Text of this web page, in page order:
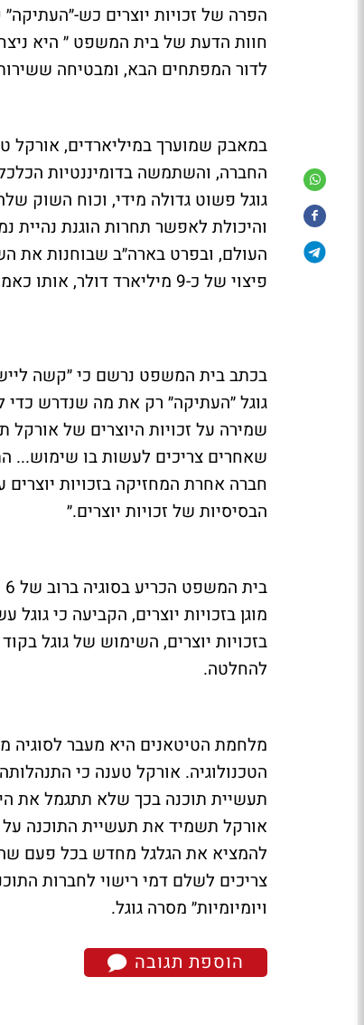
הפרה של זכויות יוצרים כש-
חוות הדעת של בית המשפט ״ היא
לדור המפתחים הבא, ומבטיחה
החברה, והשתמשה בדומיננטיות
גוגל פשוט גדולה מידי, וכוח השוק
והיכולת לאפשר תחרות הוגנת נהיית
העולם, ובפרט בארה״ב שבוחנות את
פיצוי של כ-9 מיליארד דולר, אותו כאמור כבר לא תזכה לקבל.
בכתב בית המשפט נרשם כי ״קשה
גוגל ״העתיקה״ רק את מה שנדרש
שמירה על זכויות היוצרים של
שאחרים צריכים לעשות בו שימוש...
חברה אחרת המחזיקה בזכויות
הבסיסיות של זכויות יוצרים.״
מוגן בזכויות יוצרים, הקביעה כי
בזכויות יוצרים, השימוש של גוגל
להחלטה.
מלחמת הטיטאנים היא מעבר לסוגיה
הטכנולוגיה. אורקל טענה כי
תעשיית תוכנה בכך שלא תתגמל את
אורקל תשמיד את תעשיית התוכנה על
להמציא את הגלגל מחדש בכל פעם
צריכים לשלם דמי רישוי לחברות
ויומיומיות״ מסרה גוגל.
הוספת תגובה